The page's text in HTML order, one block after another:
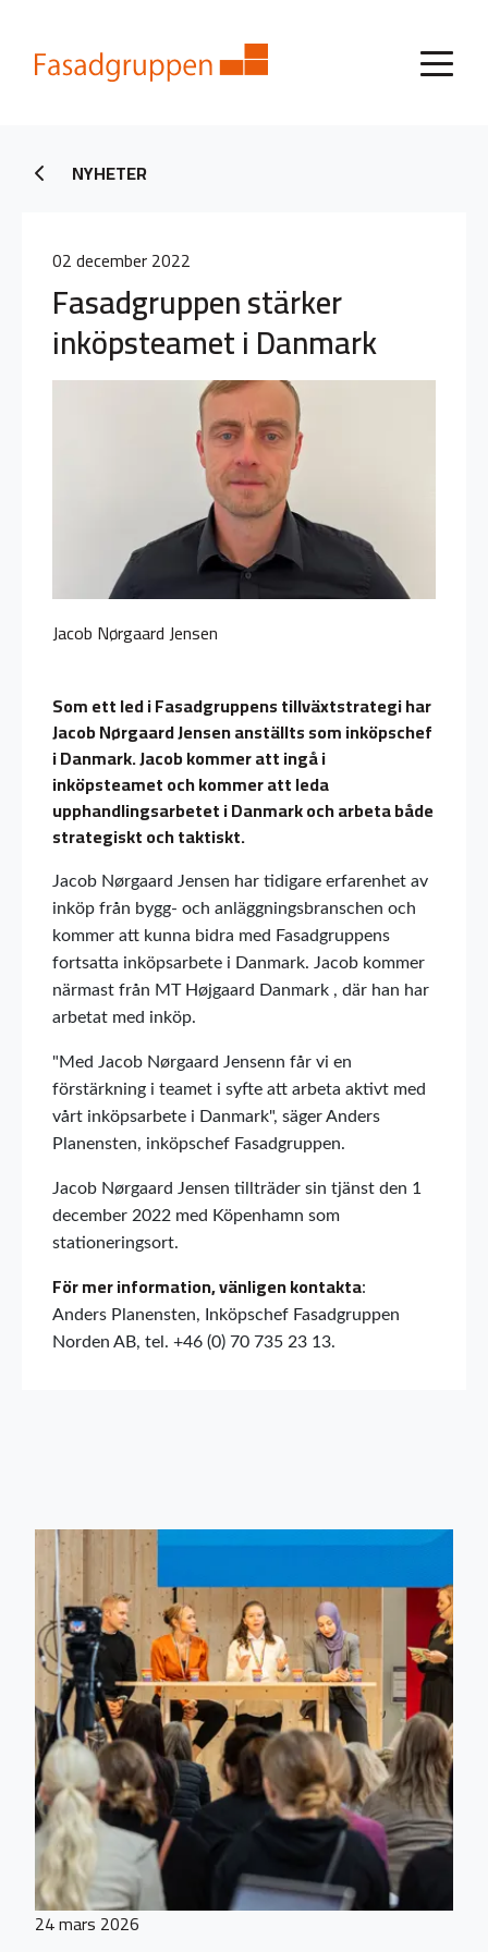
NYHETER
02 december 2022
Fasadgruppen stärker
inköpsteamet i Danmark
Jacob Nørgaard Jensen
Som ett led i Fasadgruppens tillväxtstrategi har
Jacob Nørgaard Jensen anställts som inköpschef
i Danmark. Jacob kommer att ingå i
inköpsteamet och kommer att leda
upphandlingsarbetet i Danmark och arbeta både
strategiskt och taktiskt.
Jacob Nørgaard Jensen har tidigare erfarenhet av
inköp från bygg- och anläggningsbranschen och
kommer att kunna bidra med Fasadgruppens
fortsatta inköpsarbete i Danmark. Jacob kommer
närmast från MT Højgaard Danmark , där han har
arbetat med inköp.
"Med Jacob Nørgaard Jensenn får vi en
förstärkning i teamet i syfte att arbeta aktivt med
vårt inköpsarbete i Danmark", säger Anders
Planensten, inköpschef Fasadgruppen.
Jacob Nørgaard Jensen tillträder sin tjänst den 1
december 2022 med Köpenhamn som
stationeringsort.
För mer information, vänligen kontakta:
Anders Planensten, Inköpschef Fasadgruppen
Norden AB, tel. +46 (0) 70 735 23 13.
24 mars 2026